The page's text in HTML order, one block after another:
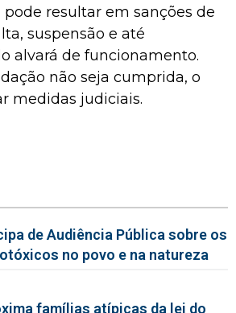
resultar em sanções de
suspensão e até
alvará de funcionamento.
não seja cumprida, o
medidas judiciais.
de Audiência Pública sobre os
no povo e na natureza
famílias atípicas da lei do